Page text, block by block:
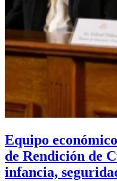
Equipo
de Rendición de
infancia,